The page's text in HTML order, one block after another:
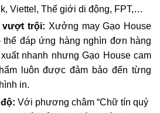
Viettel, Thế giới di động, FPT,…
vượt trội: Xưởng may Gạo House
đáp ứng hàng nghìn đơn hàng
nhanh nhưng Gạo House cam
luôn được đảm bảo đến từng
in.
Với phương châm “Chữ tín quý